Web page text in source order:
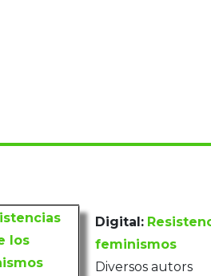
Digital:
feminismos
Diversos autors